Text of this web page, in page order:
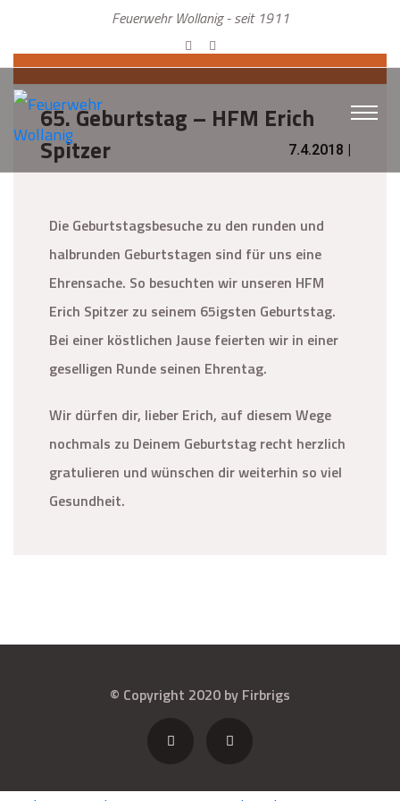
Feuerwehr Wollanig - seit 1911
65. Geburtstag – HFM Erich
Spitzer
7.4.2018 |
Die Geburtstagsbesuche zu den runden und
halbrunden Geburtstagen sind für uns eine
Ehrensache. So besuchten wir unseren HFM
Erich Spitzer zu seinem 65igsten Geburtstag.
Bei einer köstlichen Jause feierten wir in einer
geselligen Runde seinen Ehrentag.
Wir dürfen dir, lieber Erich, auf diesem Wege
nochmals zu Deinem Geburtstag recht herzlich
gratulieren und wünschen dir weiterhin so viel
Gesundheit.
© Copyright 2020 by Firbrigs